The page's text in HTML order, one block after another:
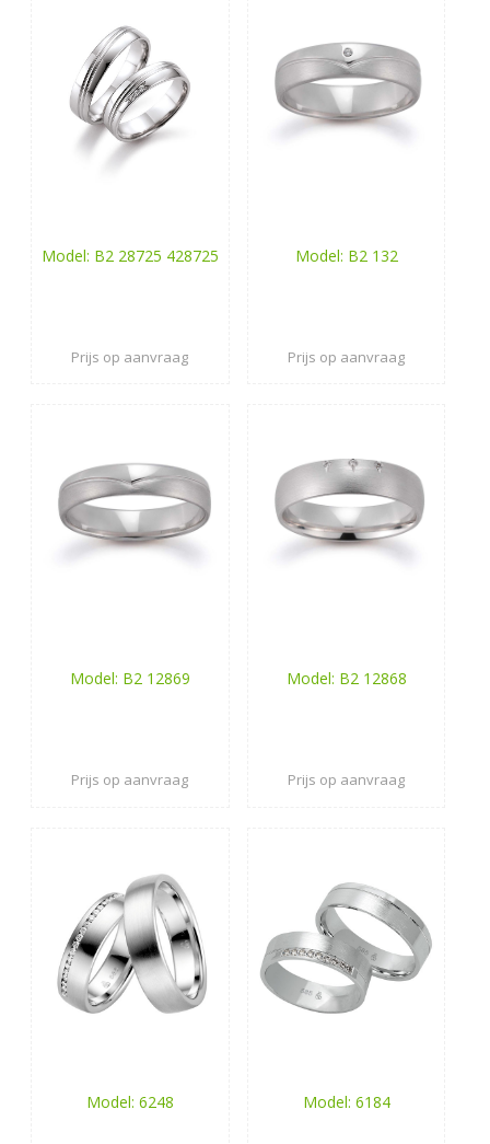
Model: B2 28725 428725
Prijs op aanvraag
Model: B2 132
Prijs op aanvraag
Model: B2 12869
Prijs op aanvraag
Model: B2 12868
Prijs op aanvraag
Model: 6248 Model: 6184